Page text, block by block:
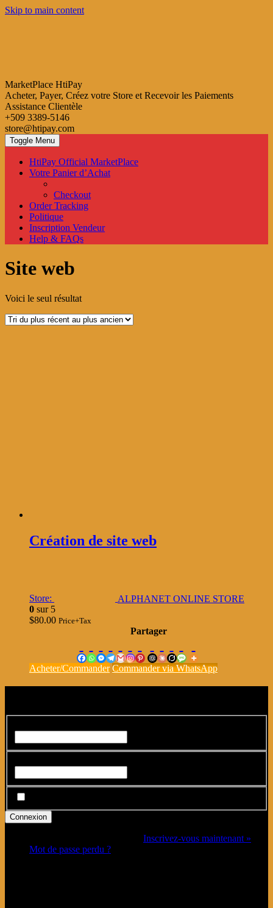
Skip to main content
MarketPlace HtiPay
Acheter, Payer, Créez votre Store et Recevoir les Paiements
Assistance Clientèle
+509 3389-5146
store@htipay.com
Toggle Menu
HtiPay Official MarketPlace
Votre Panier d’Achat
Checkout
Order Tracking
Politique
Inscription Vendeur
Help & FAQs
Site web
Voici le seul résultat
Création de site web
Store:
ALPHANET ONLINE STORE
0 sur 5
$80.00 Price+Tax
Partager
Acheter/Commander Commander via WhatsApp
Inscrivez-vous maintenant »
Mot de passe perdu ?